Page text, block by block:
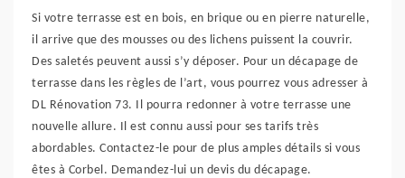
Si votre terrasse est en bois, en brique ou en pierre naturelle,
il arrive que des mousses ou des lichens puissent la couvrir.
Des saletés peuvent aussi s’y déposer. Pour un décapage de
terrasse dans les règles de l’art, vous pourrez vous adresser à
DL Rénovation 73. Il pourra redonner à votre terrasse une
nouvelle allure. Il est connu aussi pour ses tarifs très
abordables. Contactez-le pour de plus amples détails si vous
êtes à Corbel. Demandez-lui un devis du décapage.